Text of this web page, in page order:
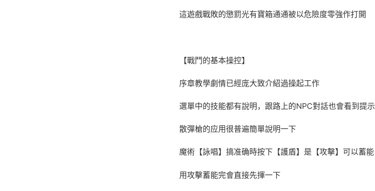
這遊戲戰敗的懲罰光有寶箱通通被以危險度零強作打開
【戰鬥的基本操控】
序章教學劇情已經庞大致介紹過操起工作
選單中的技能都有說明，跟路上的NPC對話也會看到提示
散彈槍的应用很普遍簡單說明一下
魔術【詠唱】搞准确時按下【護盾】是【攻擊】可以蓄能
用攻擊蓄能完會直接先揮一下